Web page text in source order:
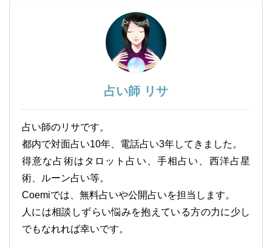
占い師 リサ
占い師のリサです。
都内で対面占い10年、電話占い3年してきました。
得意な占術はタロット占い、手相占い、西洋占星
術、ルーン占い等。
Coemiでは、無料占いや公開占いを担当します。
人には相談しずらい悩みを抱えている方の力に少し
でもなれれば幸いです。